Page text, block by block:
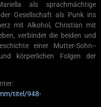
als sprachmächtige
Gesellschaft als Punk ins
mit Alkohol, Christian mit
verbindet die beiden und
einer Mutter-Sohn-­
körperlichen Folgen der
titel/948-